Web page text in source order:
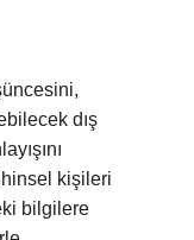
dış
kişileri
bilgilere